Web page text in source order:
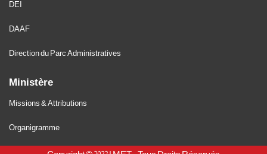
DEI
DAAF
Direction du Parc Administratives
Ministère
Missions & Attributions
Organigramme